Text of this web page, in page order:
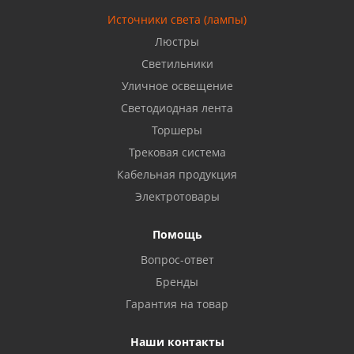
Бузулук, ул. Октябрьская, 24
Балаково, ул. Комарова, 55
Октябрьский, ул. Свердлова, 28
Азнакаево, ул. Булгар, 2. ТЦ "Акчарлак"
Стерлитамак, ул. Вокзальная, 13
Источники света (лампы)
Люстры
Светильники
Уличное освещение
Светодиодная лента
Торшеры
Трековая система
Кабельная продукция
Электротовары
Помощь
Вопрос-ответ
Бренды
Гарантия на товар
Наши контакты